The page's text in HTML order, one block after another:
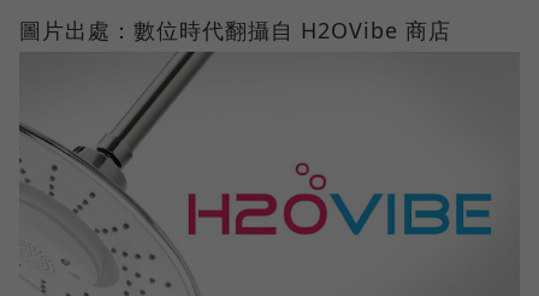
圖片出處：數位時代翻攝自 H2OVibe 商店